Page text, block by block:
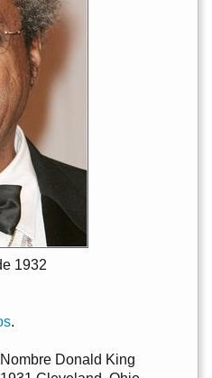
1932
.
Donald King